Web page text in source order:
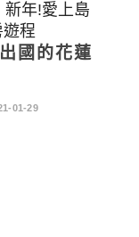
新年!愛上島
程
國的花蓮
01-29